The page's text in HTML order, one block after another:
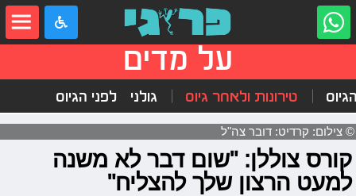
על מדים
טירונות ולאחר גיוס גולני לפני הגיוס
© צילום: קרדיט: דובר צה"ל
קורס צוללן: "שום דבר לא משנה
למעט הרצון שלך להצליח"